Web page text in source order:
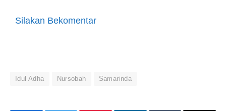
Silakan Bekomentar
Idul Adha Nursobah Samarinda